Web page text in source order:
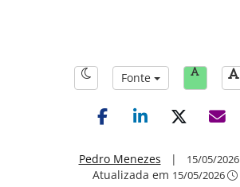
Fonte
Pedro Menezes | 15/05/2026
Atualizada em 15/05/2026